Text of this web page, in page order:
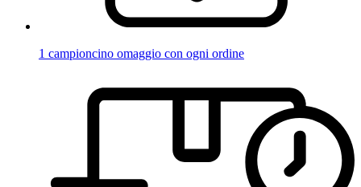
1 campioncino omaggio con ogni ordine